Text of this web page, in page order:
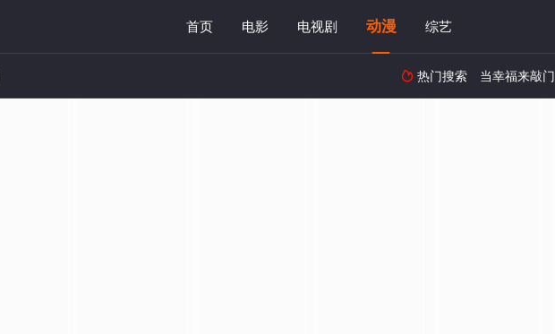
首页 电影 电视剧 动漫 综艺
 热门搜索 当幸福来敲门